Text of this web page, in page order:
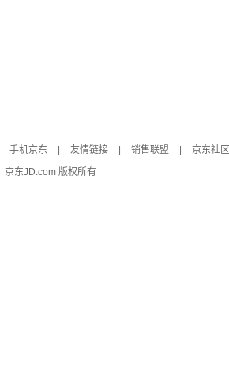
手机京东 友情链接 销售联盟 京东社区
京东JD.com 版权所有